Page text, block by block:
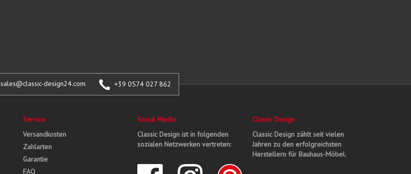
sales@classic-design24.com +39 0574 027 862
Service
Versandkosten
Zahlarten
Garantie
FAQ
Social Media
Classic Design ist in folgenden
sozialen Netzwerken vertreten:
Classic Design
Classic Design zählt seit vielen
Jahren zu den erfolgreichsten
Herstellern für Bauhaus-Möbel.